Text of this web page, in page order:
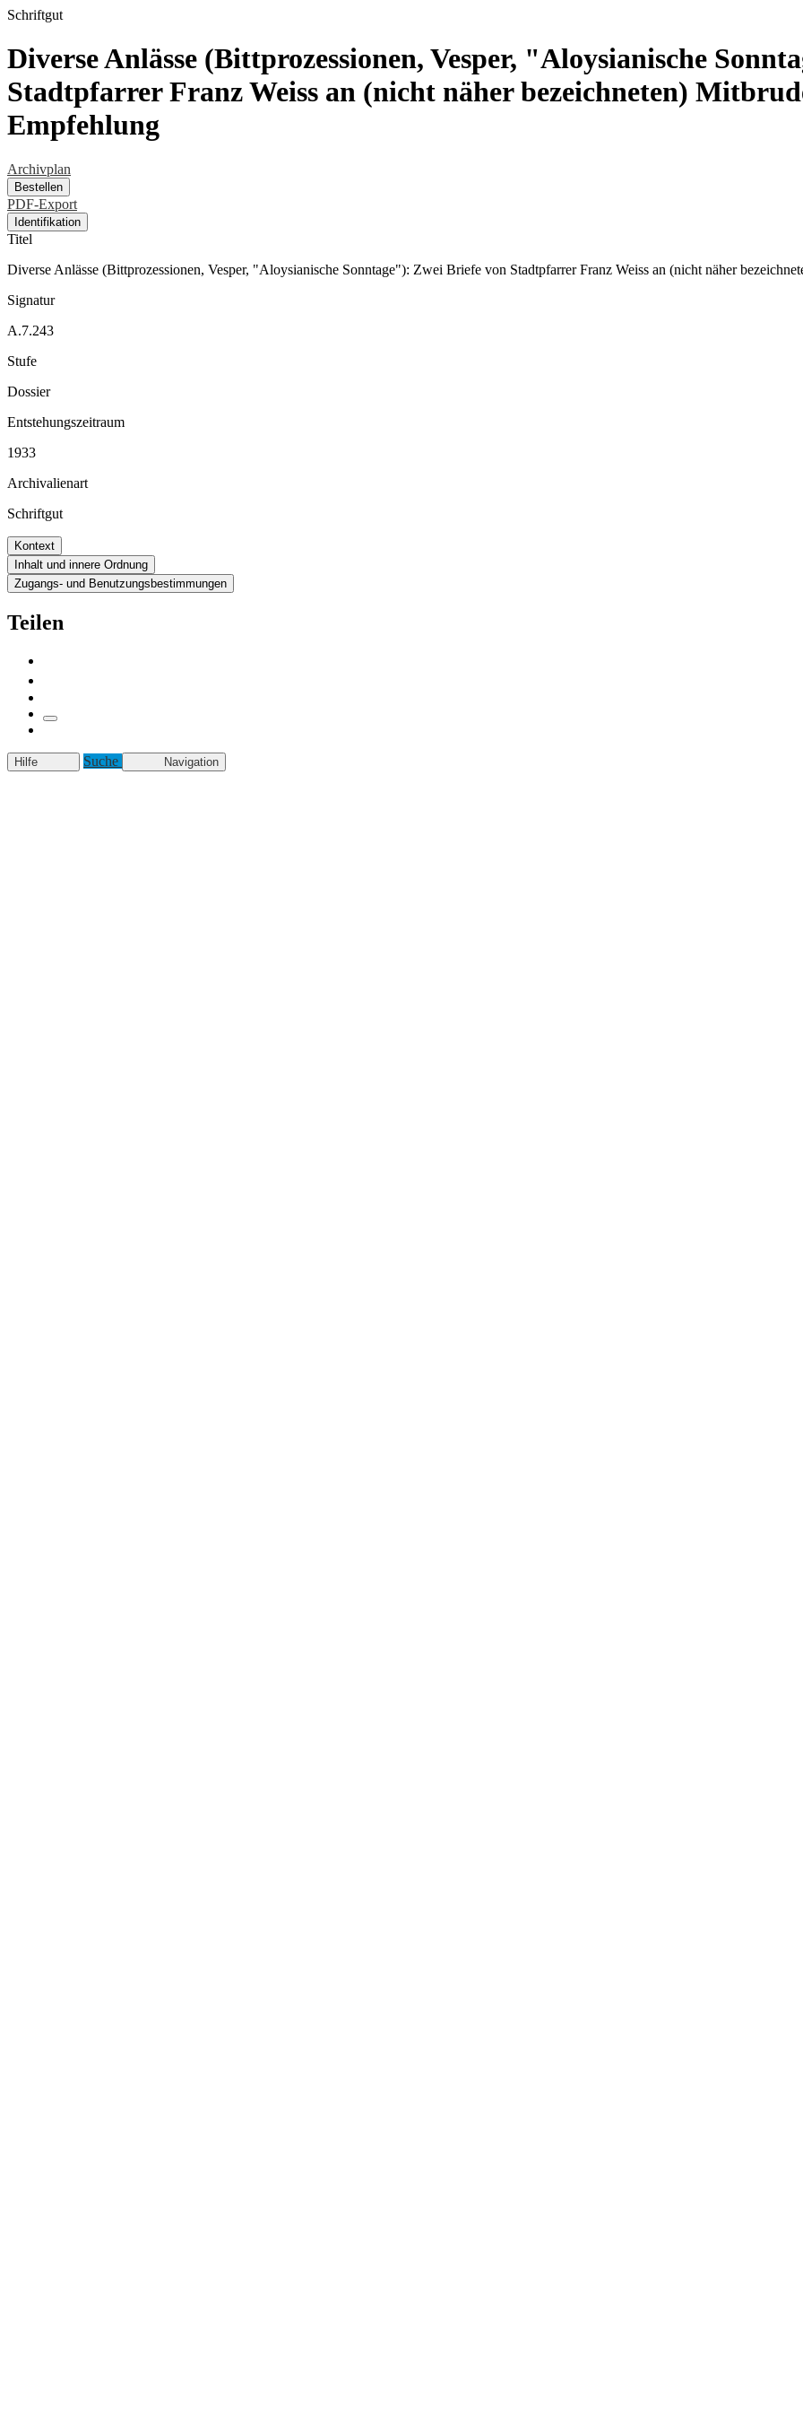
Schriftgut
Diverse Anlässe (Bittprozessionen, Vesper, "Aloysianische
Stadtpfarrer Franz Weiss an (nicht näher bezeichneten)
Empfehlung
Archivplan
Bestellen
PDF-Export
Identifikation
Titel
Diverse Anlässe (Bittprozessionen, Vesper, "Aloysianische Sonntage"): Zwei Briefe von Stadtpfarrer Franz Weiss an (nicht näher
Signatur
A.7.243
Stufe
Dossier
Entstehungszeitraum
1933
Archivalienart
Schriftgut
Kontext
Inhalt und innere Ordnung
Zugangs- und Benutzungsbestimmungen
Teilen
Hilfe Suche Navigation